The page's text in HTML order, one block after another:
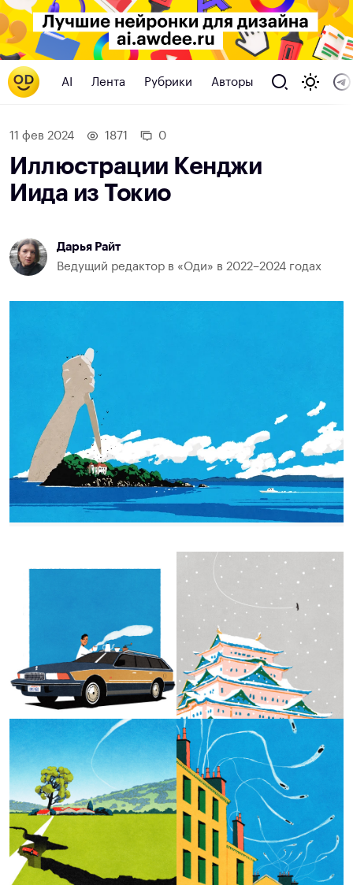
AI Лента Рубрики Авторы
11 фев 2024 1871 0
Иллюстрации Кенджи
Иида из Токио
Дарья Райт
Ведущий редактор в «Оди» в 2022–2024 годах